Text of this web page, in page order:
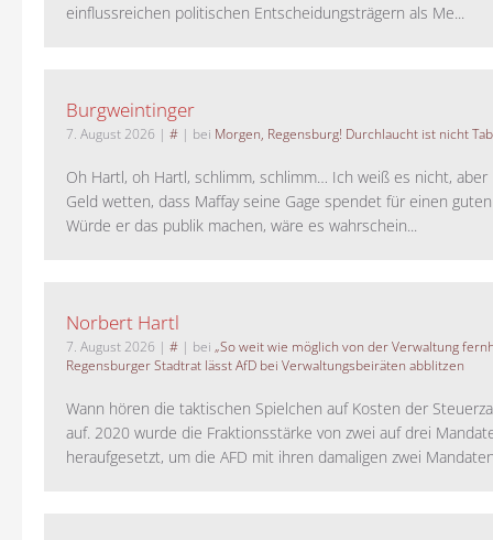
einflussreichen politischen Entscheidungsträgern als Me...
Burgweintinger
7. August 2026 | # | bei Morgen, Regensburg! Durchlaucht ist nicht
Oh Hartl, oh Hartl, schlimm, schlimm… Ich weiß es nicht, aber
Geld wetten, dass Maffay seine Gage spendet für einen
Würde er das publik machen, wäre es wahrschein...
Norbert Hartl
7. August 2026 | # | bei „So weit wie möglich von der Verwaltung
Regensburger Stadtrat lässt AfD bei Verwaltungsbeiräten abblitzen
Wann hören die taktischen Spielchen auf Kosten der
auf. 2020 wurde die Fraktionsstärke von zwei auf drei
heraufgesetzt, um die AFD mit ihren damaligen zwei